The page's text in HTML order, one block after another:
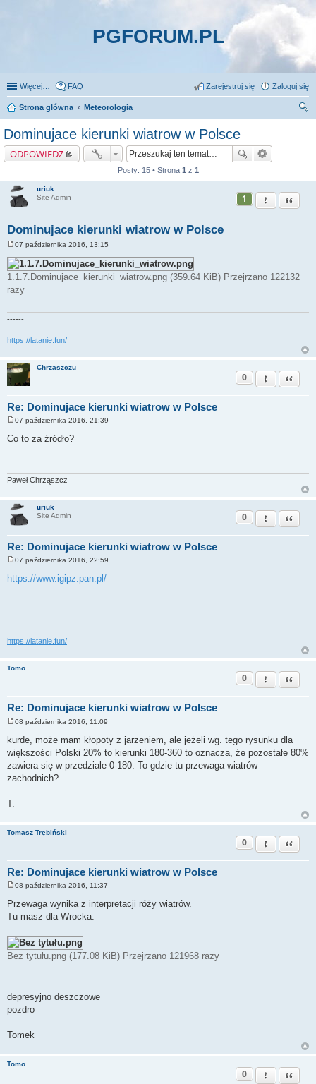
PGFORUM.PL
Więcej… FAQ Zaloguj się
Zarejestruj się
Strona główna
Meteorologia
Dominujace kierunki wiatrow w Polsce
ODPOWIEDZ
Posty: 15 • Strona 1 z 1
uriuk
Site Admin
Dominujace kierunki wiatrow w Polsce
1 Zgłoś ten post
Cytuj
o
s
t
07 października 2016, 13:15
1.1.7.Dominujace_kierunki_wiatrow.png (359.64 KiB) Przejrzano 122132
razy
------
https://latanie.fun/
Chrzaszczu
Re: Dominujace kierunki wiatrow w Polsce
0 Zgłoś ten post
Cytuj
o
s
07 października 2016, 21:39
Co to za źródło?
Paweł Chrząszcz
uriuk
Site Admin
Re: Dominujace kierunki wiatrow w Polsce
0 Zgłoś ten post
Cytuj
o
s
07 października 2016, 22:59
https://www.igipz.pan.pl/
------
https://latanie.fun/
Tomo
Re: Dominujace kierunki wiatrow w Polsce
0 Zgłoś ten post
Cytuj
s
t
08 października 2016, 11:09
kurde, może mam kłopoty z jarzeniem, ale jeżeli wg. tego rysunku dla
większości Polski 20% to kierunki 180-360 to oznacza, że pozostałe 80%
zawiera się w przedziale 0-180. To gdzie tu przewaga wiatrów
zachodnich?
T.
Tomasz Trębiński
Re: Dominujace kierunki wiatrow w Polsce
0 Zgłoś ten post
Cytuj
s
t
08 października 2016, 11:37
Przewaga wynika z interpretacji róży wiatrów.
Tu masz dla Wrocka:
Bez tytułu.png (177.08 KiB) Przejrzano 121968 razy
depresyjno deszczowe
pozdro
Tomek
Tomo
0 Zgłoś ten post
Cytuj